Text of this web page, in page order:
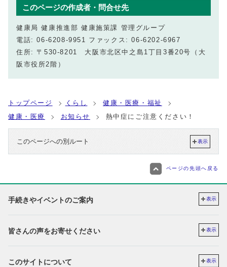
このページの作成者・問合せ先
健康局 健康推進部 健康施策課 管理グループ
電話: 06-6208-9951 ファックス: 06-6202-6967
住所: 〒530-8201 大阪市北区中之島1丁目3番20号（大
阪市役所2階）
トップページ くらし
健康・医療・福祉
健康・医療
お知らせ 熱中症にご注意ください！
このページへの別ルート 表示
ページの先頭へ戻る
手続きやイベントのご案内 表示
皆さんの声をお寄せください 表示
このサイトについて 表示